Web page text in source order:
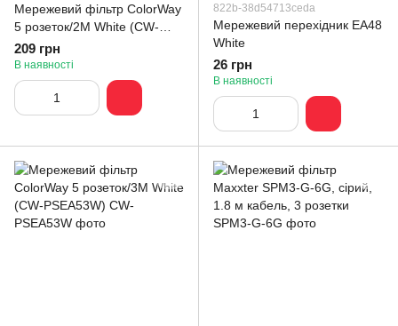
Мережевий фільтр СolorWay
5 розеток/2M White (CW-
PSEA52W)
209 грн
В наявності
822b-38d54713ceda
Мережевий перехідник EA48
White
26 грн
В наявності